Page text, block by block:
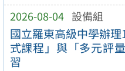
2026-08-04 設備組
國立羅東高級中學辦
式課程」與「多元評
習